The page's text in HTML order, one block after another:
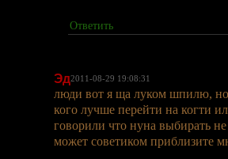
Ответить
Эд2011-08-29 19:08:31
люди вот я ща луком шпилю, но
кого лучше перейти на когти
говорили что нуна выбирать
может советиком приблизите